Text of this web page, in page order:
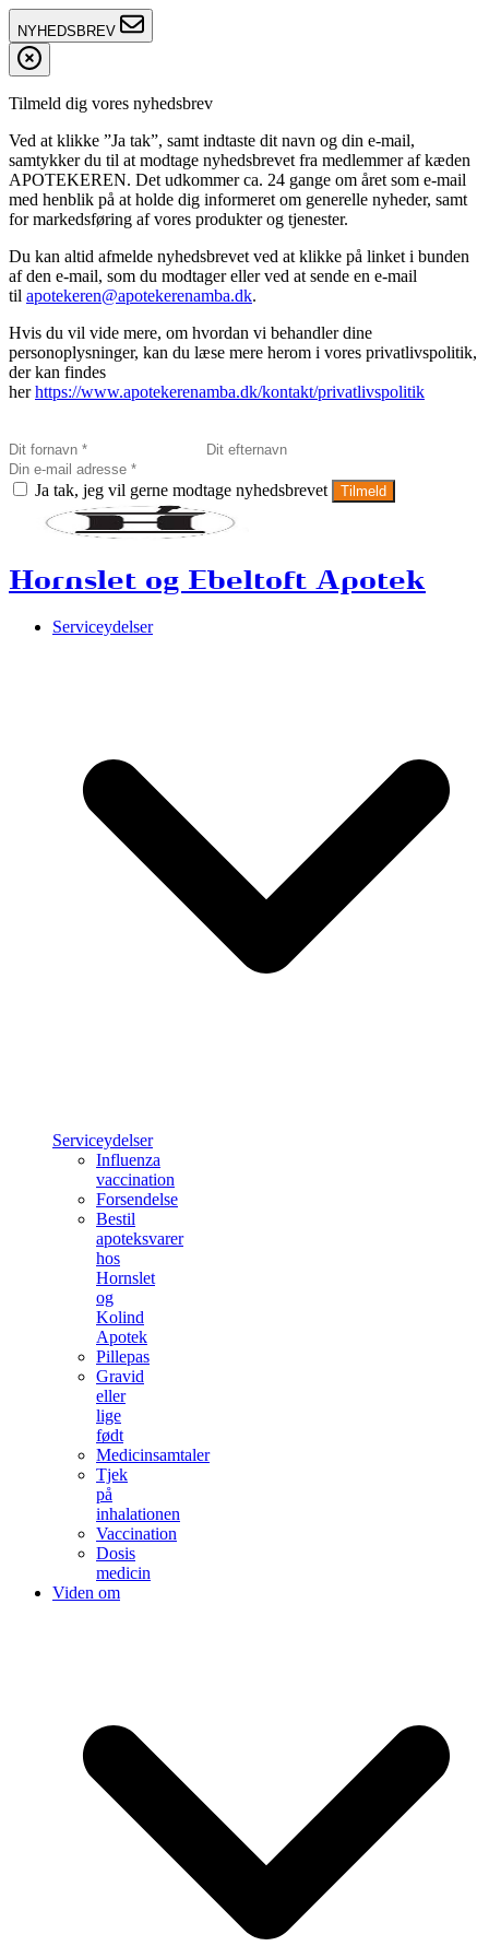
NYHEDSBREV
Tilmeld dig vores nyhedsbrev
Ved at klikke ”Ja tak”, samt indtaste dit navn og din e-mail,
samtykker du til at modtage nyhedsbrevet fra medlemmer af kæden
APOTEKEREN. Det udkommer ca. 24 gange om året som e-mail
med henblik på at holde dig informeret om generelle nyheder, samt
for markedsføring af vores produkter og tjenester.
Du kan altid afmelde nyhedsbrevet ved at klikke på linket i bunden
af den e-mail, som du modtager eller ved at sende en e-mail
til apotekeren@apotekerenamba.dk.
Hvis du vil vide mere, om hvordan vi behandler dine
personoplysninger, kan du læse mere herom i vores privatlivspolitik,
der kan findes
herhttps://www.apotekerenamba.dk/kontakt/privatlivspolitik
Ja tak, jeg vil gerne modtage nyhedsbrevet Tilmeld
Hornslet og Ebeltoft Apotek
Serviceydelser
Serviceydelser
Influenza
vaccination
Forsendelse
Bestil
apoteksvarer
hos
Hornslet
og
Kolind
Apotek
Pillepas
Gravid
eller
lige
født
Medicinsamtaler
Tjek
på
inhalationen
Vaccination
Dosis
medicin
Viden om